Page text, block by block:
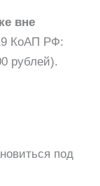
вне
КоАП РФ:
рублей).
под